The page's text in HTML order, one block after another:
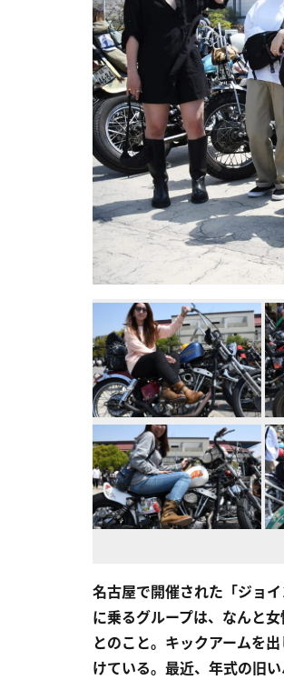
名古屋で開催された「ジョ
に乗るグループは、なんと
とのこと。キックアームを
けている。最近、年式の旧